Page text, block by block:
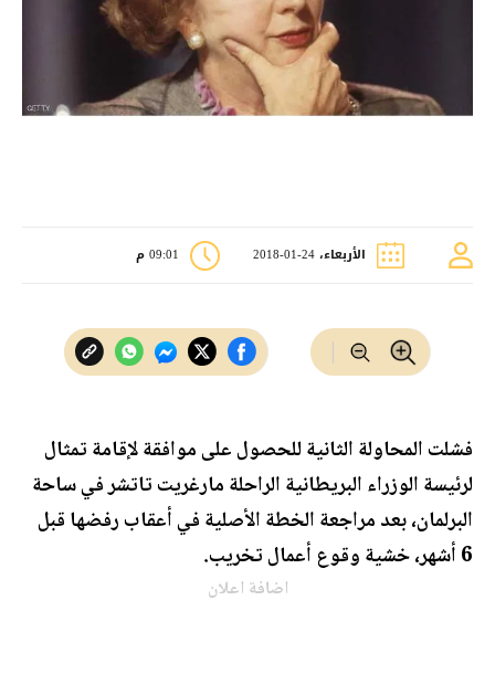
الأربعاء، 24-01-2018 09:01 م
فشلت المحاولة الثانية للحصول على موافقة لإقامة تمثال
لرئيسة الوزراء البريطانية الراحلة مارغريت تاتشر في ساحة
البرلمان، بعد مراجعة الخطة الأصلية في أعقاب رفضها قبل
6 أشهر، خشية وقوع أعمال تخريب.
اضافة اعلان